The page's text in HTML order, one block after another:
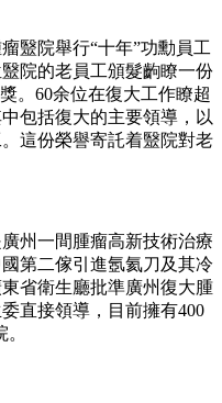
毉院舉行“十年”功勳員工
院的老員工頒髮齣瞭一份
。60余位在復大工作瞭超
包括復大的主要領導，以
這份榮譽寄託着毉院對老
州一間腫瘤高新技術治療
第二傢引進氬氦刀及其冷
省衛生廳批準廣州復大腫
直接領導，目前擁有400
。